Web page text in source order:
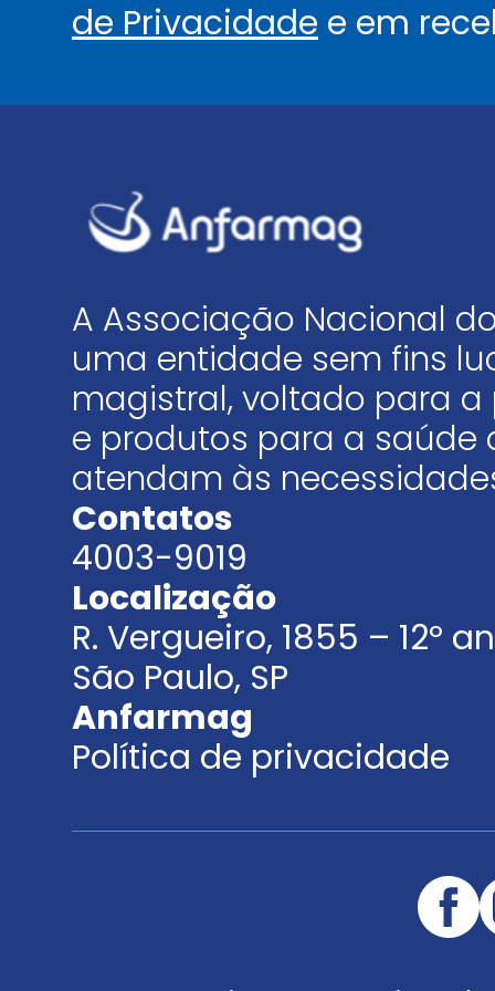
de Privacidade e em
A Associação Nacional
uma entidade sem fins
magistral, voltado para
e produtos para a saúde
atendam às
Contatos
4003-9019
Localização
R. Vergueiro, 1855 – 12º
São Paulo, SP
Anfarmag
Política de privacidade